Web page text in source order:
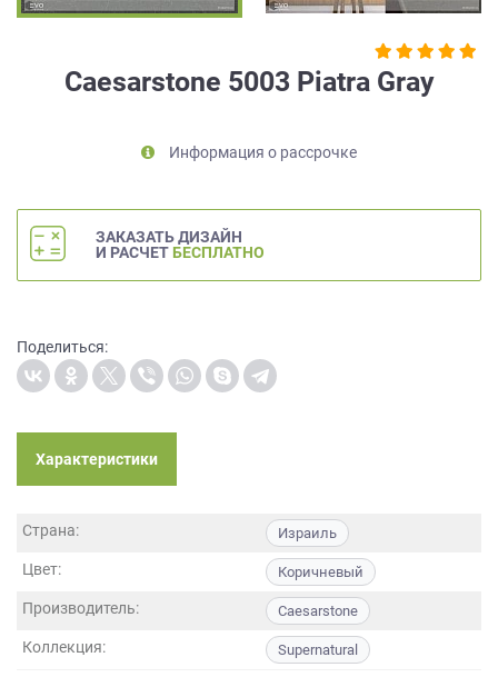
Caesarstone 5003 Piatra Gray
Информация о рассрочке
ЗАКАЗАТЬ ДИЗАЙН
И РАСЧЕТ БЕСПЛАТНО
Поделиться:
Характеристики
Страна: Израиль
Цвет: Коричневый
Производитель: Caesarstone
Коллекция: Supernatural
на
персональных
данных
порядке
Политики
обработки
персональных